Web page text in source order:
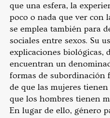
que una esfera, la
poco o nada que ver con
se emplea también para
sociales entre sexos. Su
explicaciones biológicas,
encuentran un
formas de subordinación
de que las mujeres
que los hombres tienen
En lugar de ello, género